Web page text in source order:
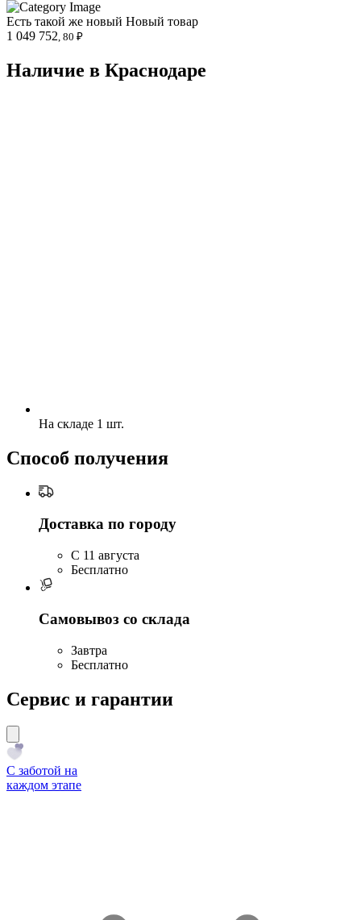
Есть такой же новый Новый товар
1 049 752, 80 ₽
Наличие в Краснодарe
На складе 1 шт.
Способ получения
Доставка по городу
C 11 августа
Бесплатно
Самовывоз со склада
Завтра
Бесплатно
Сервис и гарантии
С заботой на
каждом этапе